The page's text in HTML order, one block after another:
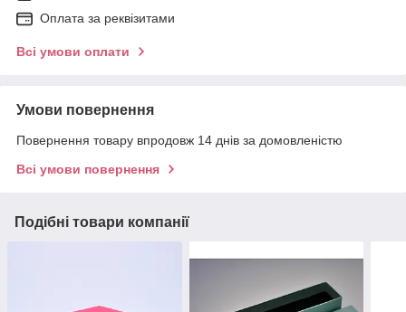
Оплата за реквізитами
Всі умови оплати
Умови повернення
Повернення товару впродовж 14 днів за домовленістю
Всі умови повернення
Подібні товари компанії